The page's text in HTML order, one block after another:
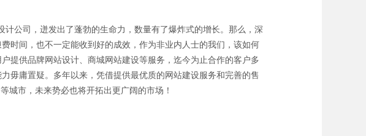
公司，迸发出了蓬勃的生命力，数量有了爆炸式的增长。那么，深
时间，也不一定能收到好的成效，作为非业内人士的我们，该如何
提供品牌网站设计、商城网站建设等服务，迄今为止合作的客户多
毋庸置疑。多年以来，凭借提供最优质的网站建设服务和完善的售
城市，未来势必也将开拓出更广阔的市场！